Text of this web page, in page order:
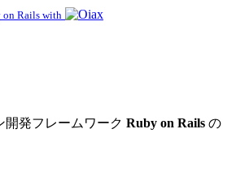
on Rails with
開発フレームワーク Ruby on Rails の